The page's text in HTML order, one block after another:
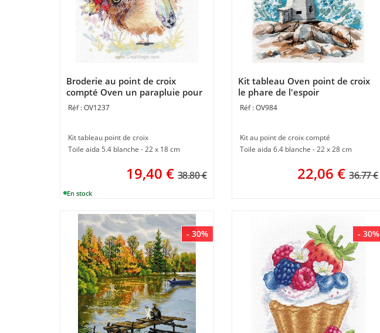
Broderie au point de croix
compté Oven un parapluie pour
une chouette
OV1237
Kit tableau point de croix
Toile aida 5.4 blanche - 22 x 18 cm
19,40 € 38.80 €
Kit tableau Oven point de croix
le phare de l'espoir
OV984
Kit au point de croix compté
Toile aida 6.4 blanche - 22 x 28 cm
22,06 € 36.77 €
- 30% - 30%